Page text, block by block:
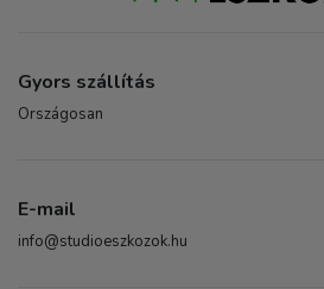
Gyors szállítás
Országosan
E-mail
info@studioeszkozok.hu